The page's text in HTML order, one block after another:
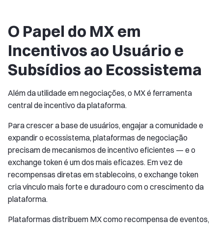
O Papel do MX em
Incentivos ao Usuário e
Subsídios ao Ecossistema
Além da utilidade em negociações, o MX é ferramenta
central de incentivo da plataforma.
Para crescer a base de usuários, engajar a comunidade e
expandir o ecossistema, plataformas de negociação
precisam de mecanismos de incentivo eficientes — e o
exchange token é um dos mais eficazes. Em vez de
recompensas diretas em stablecoins, o exchange token
cria vínculo mais forte e duradouro com o crescimento da
plataforma.
Plataformas distribuem MX como recompensa de eventos,